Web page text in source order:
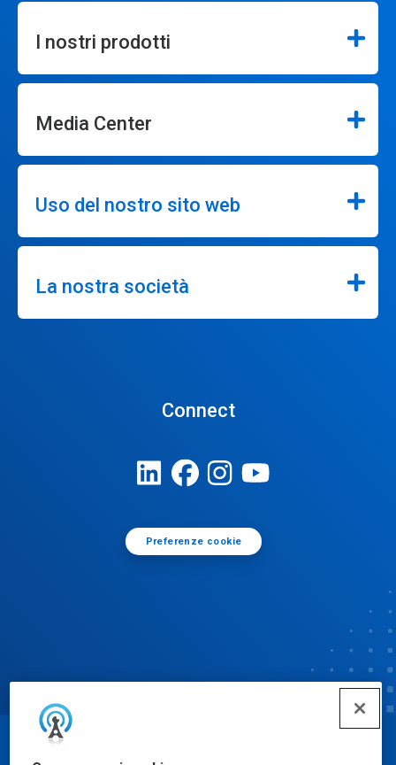
I nostri prodotti
Media Center
Uso del nostro sito web
La nostra società
Connect
Preferenze cookie